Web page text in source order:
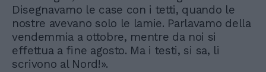
Disegnavamo le case con i tetti, quando le
nostre avevano solo le lamie. Parlavamo della
vendemmia a ottobre, mentre da noi si
effettua a fine agosto. Ma i testi, si sa, li
scrivono al Nord!».